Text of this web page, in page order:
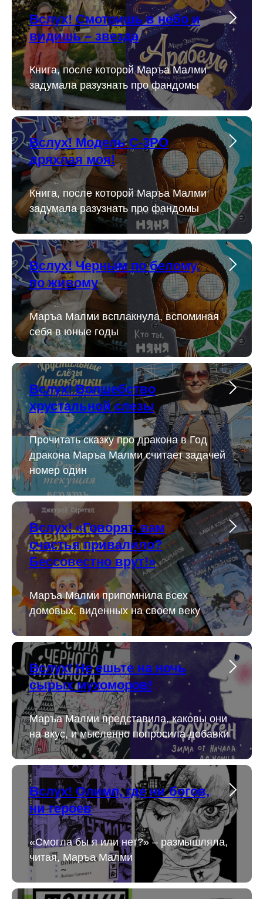
Вслух! Смотришь в небо и
видишь – звезда
Книга, после которой Маръа Малми
задумала разузнать про фандомы
Вслух! Модель C-3PO
дряхлая моя!
Книга, после которой Маръа Малми
задумала разузнать про фандомы
Вслух! Черным по белому,
по живому
Маръа Малми всплакнула, вспоминая
себя в юные годы
Вслух! Волшебство
хрустальной слезы
Прочитать сказку про дракона в Год
дракона Маръа Малми считает задачей
номер один
Вслух! «Говорят, вам
счастья привалило?
Бессовестно врут!»
Маръа Малми припомнила всех
домовых, виденных на своем веку
Вслух! Не ешьте на ночь
сырых мухоморов!
Маръа Малми представила, каковы они
на вкус, и мысленно попросила добавки
Вслух! Олимп, где ни богов,
ни героев
«Смогла бы я или нет?» – размышляла,
читая, Маръа Малми